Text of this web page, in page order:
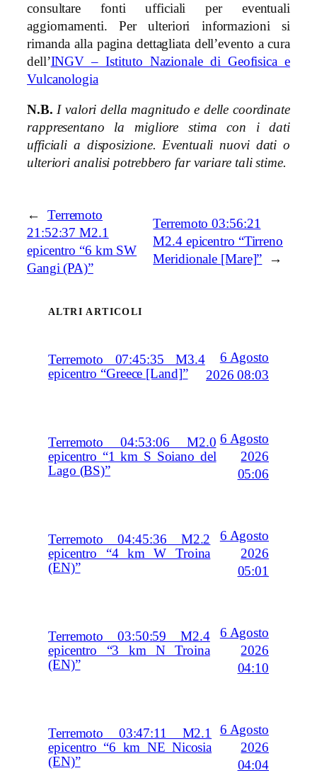
consultare fonti ufficiali per eventuali
aggiornamenti. Per ulteriori informazioni si
rimanda alla pagina dettagliata dell’evento a cura
dell’INGV – Istituto Nazionale di Geofisica e
Vulcanologia
N.B. I valori della magnitudo e delle coordinate
rappresentano la migliore stima con i dati
ufficiali a disposizione. Eventuali nuovi dati o
ulteriori analisi potrebbero far variare tali stime.
←
Terremoto
21:52:37 M2.1
epicentro “6 km SW
Gangi (PA)”
Terremoto 03:56:21
M2.4 epicentro “Tirreno
Meridionale [Mare]”
→
ALTRI ARTICOLI
Terremoto 07:45:35 M3.4
epicentro “Greece [Land]”
6 Agosto
2026 08:03
Terremoto 04:53:06 M2.0
epicentro “1 km S Soiano del
Lago (BS)”
6 Agosto
2026
05:06
Terremoto 04:45:36 M2.2
epicentro “4 km W Troina
(EN)”
6 Agosto
2026
05:01
Terremoto 03:50:59 M2.4
epicentro “3 km N Troina
(EN)”
6 Agosto
2026
04:10
Terremoto 03:47:11 M2.1
epicentro “6 km NE Nicosia
(EN)”
6 Agosto
2026
04:04